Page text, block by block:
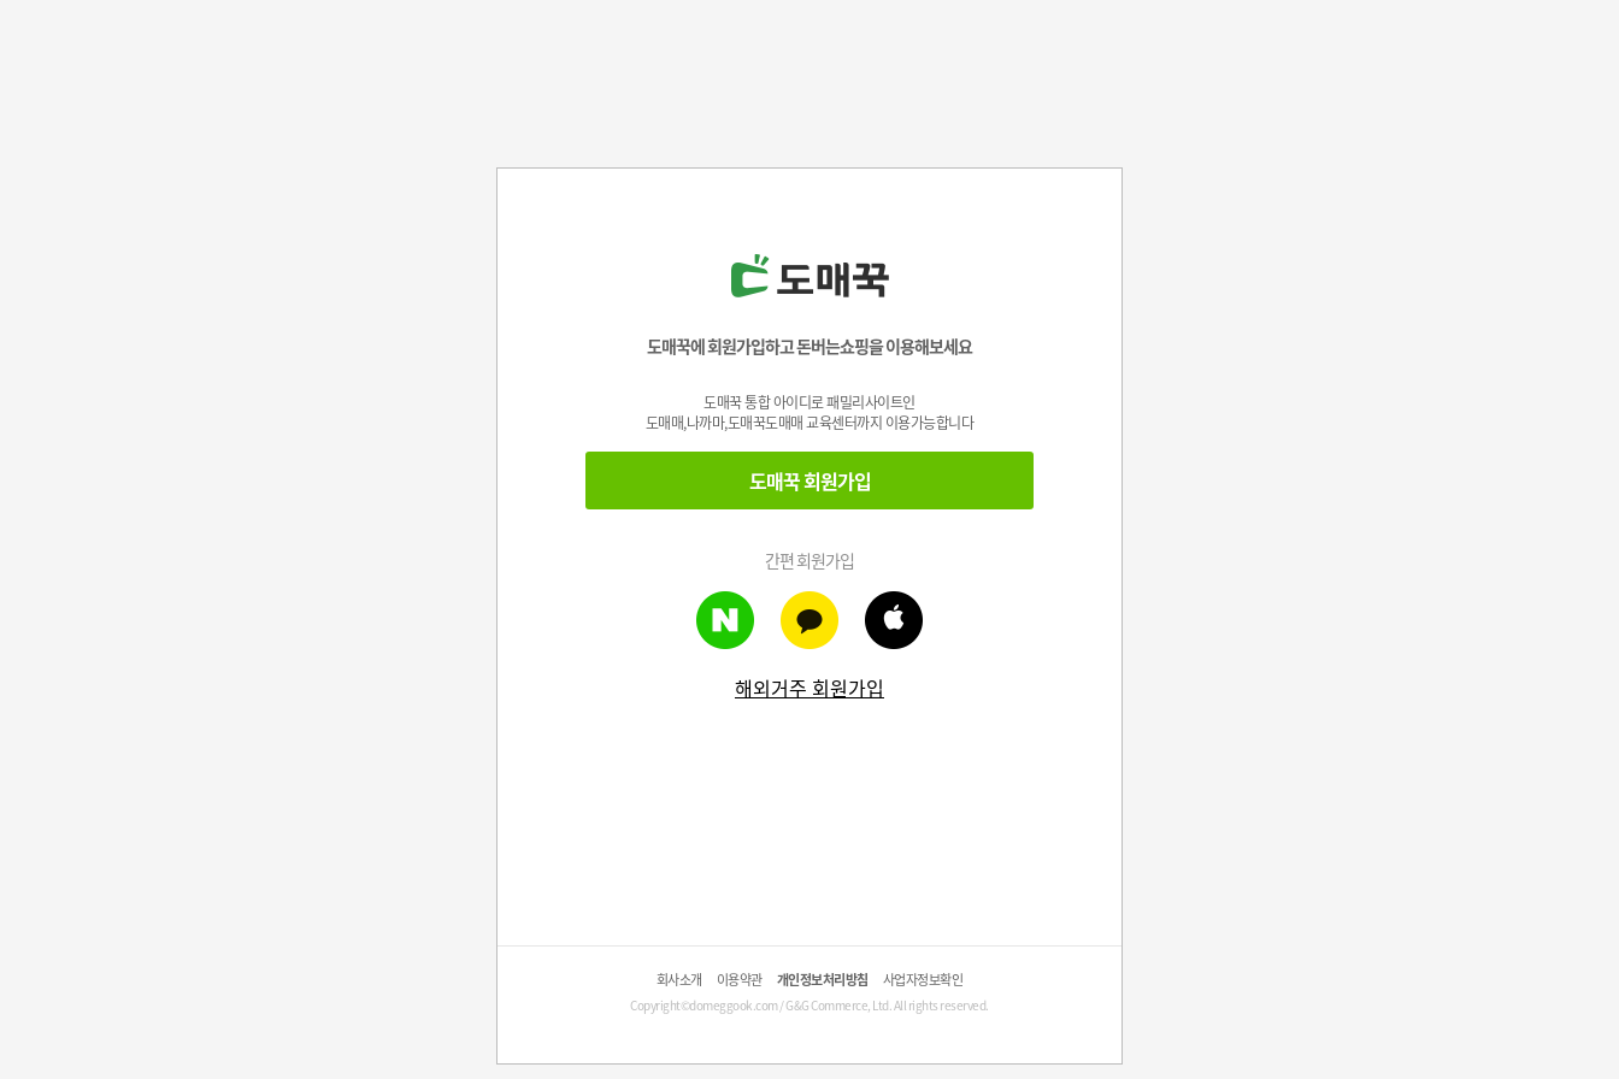
도매꾹에 회원가입하고 돈버는쇼핑을 이용해보세요
도매꾹 통합 아이디로 패밀리사이트인
도매매,나까마,도매꾹도매매 교육센터까지 이용가능합니다
도매꾹 회원가입
간편 회원가입
해외거주 회원가입
회사소개 이용약관 개인정보처리방침 사업자정보확인
Copyright©domeggook.com / G&G Commerce, Ltd. All rights reserved.